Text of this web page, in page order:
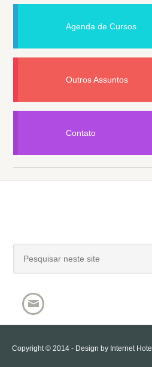
Agenda de Cursos
Outros Assuntos
Contato
Copyright © 2014 - Design by Internet Hotel